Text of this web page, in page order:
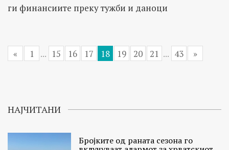
ги финансиите преку тужби и даноци
« 1 ... 15 16 17 18 19 20 21 ... 43 »
НАЈЧИТАНИ
Бројките од раната сезона го